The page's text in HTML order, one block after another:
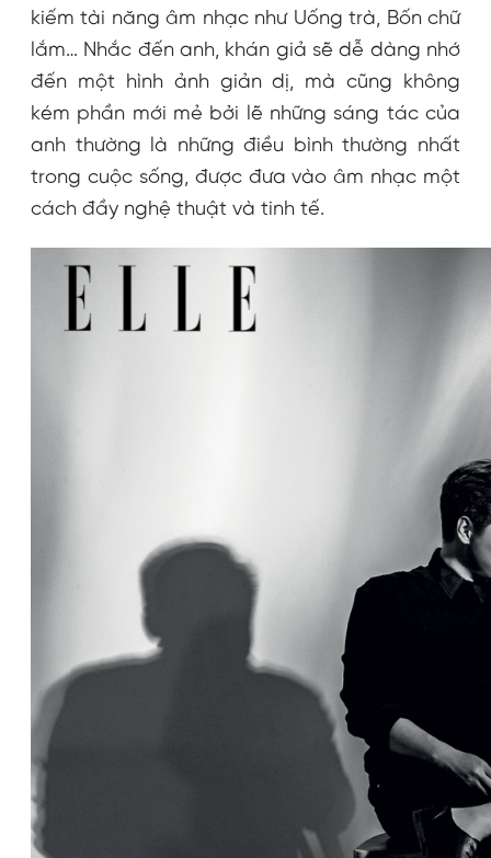
kiếm tài năng âm nhạc như Uống trà, Bốn chữ
lắm… Nhắc đến anh, khán giả sẽ dễ dàng nhớ
đến một hình ảnh giản dị, mà cũng không
kém phần mới mẻ bởi lẽ những sáng tác của
anh thường là những điều bình thường nhất
trong cuộc sống, được đưa vào âm nhạc một
cách đầy nghệ thuật và tinh tế.